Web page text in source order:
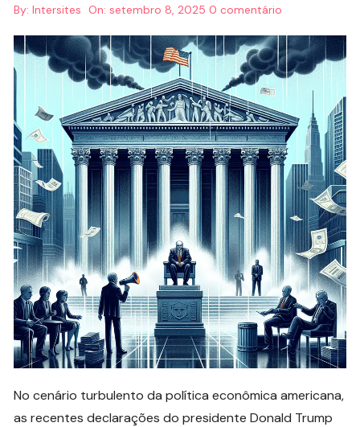
By: Intersites On:setembro 8, 2025 0 comentário
No cenário turbulento da política econômica americana,
as recentes declarações do presidente Donald Trump